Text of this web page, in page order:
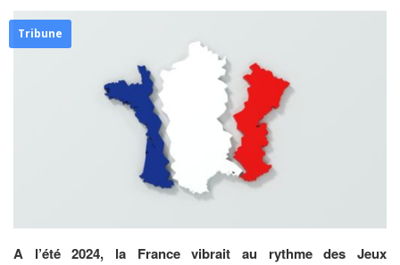
Tribune
A l’été 2024, la France vibrait au rythme des Jeux